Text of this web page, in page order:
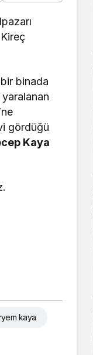
binada
gördüğü
Kaya
kaya